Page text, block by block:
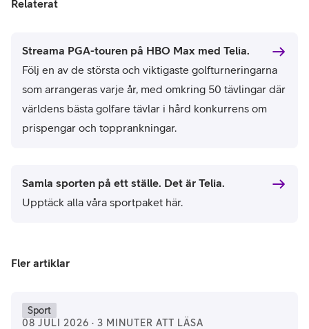
Relaterat
Streama PGA-touren på HBO Max med Telia.
Följ en av de största och viktigaste golfturneringarna
som arrangeras varje år, med omkring 50 tävlingar där
världens bästa golfare tävlar i hård konkurrens om
prispengar och topprankningar.
Samla sporten på ett ställe. Det är Telia.
Upptäck alla våra sportpaket här.
Fler artiklar
Sport
08 JULI 2026 · 3 MINUTER ATT LÄSA